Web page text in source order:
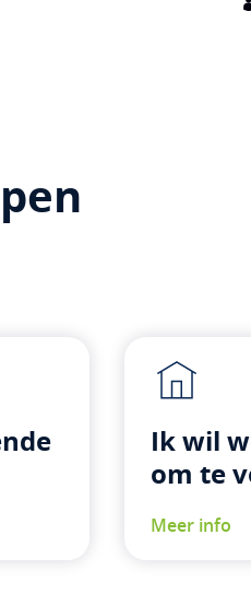
Ik wil
om te
Meer info